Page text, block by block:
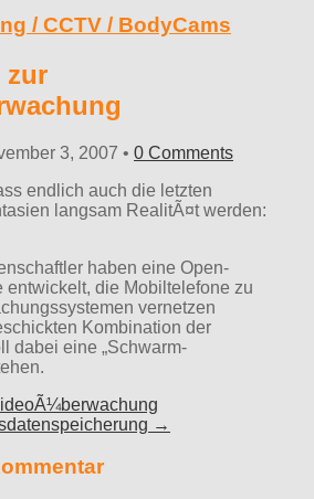
/ CCTV / BodyCams
zur
3, 2007 • 0 Comments
endlich auch die letzten
langsam RealitÃ¤t werden:
haben eine Open-
entwickelt, die Mobiltelefone zu
vernetzen
Kombination der
dabei eine „Schwarm-
→